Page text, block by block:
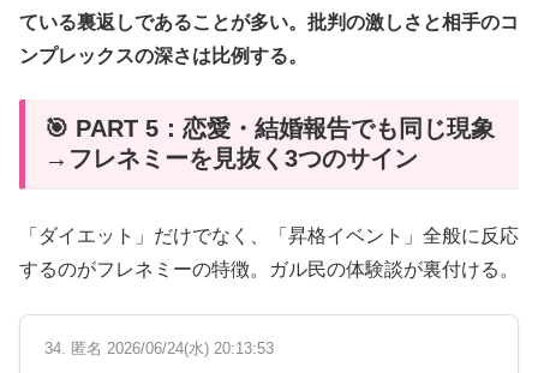
ている裏返しであることが多い。批判の激しさと相手のコ
ンプレックスの深さは比例する。
🎯 PART 5：恋愛・結婚報告でも同じ現象
→フレネミーを見抜く3つのサイン
「ダイエット」だけでなく、「昇格イベント」全般に反応
するのがフレネミーの特徴。ガル民の体験談が裏付ける。
34. 匿名 2026/06/24(水) 20:13:53